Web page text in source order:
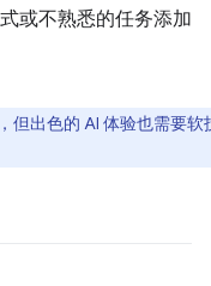
或不熟悉的任务添加
但出色的 AI 体验也需要软